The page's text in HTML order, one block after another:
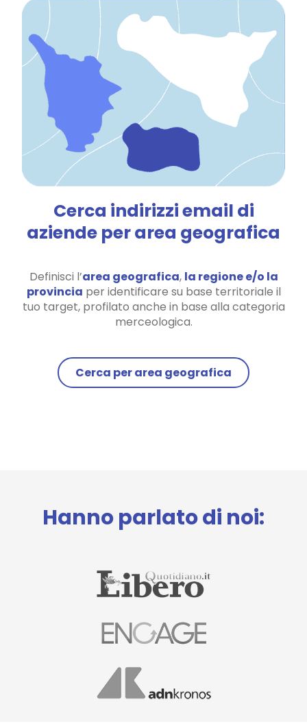
Cerca indirizzi email di
aziende per area geografica
Definisci l’area geografica, la regione e/o la
provincia per identificare su base territoriale il
tuo target, profilato anche in base alla categoria
merceologica.
Cerca per area geografica
Hanno parlato di noi: